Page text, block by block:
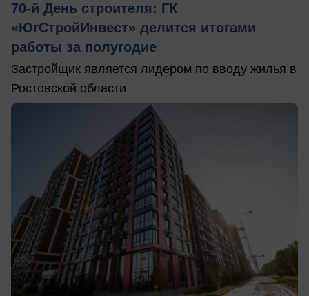
70-й День строителя: ГК
«ЮгСтройИнвест» делится итогами
работы за полугодие
Застройщик является лидером по вводу жилья в
Ростовской области